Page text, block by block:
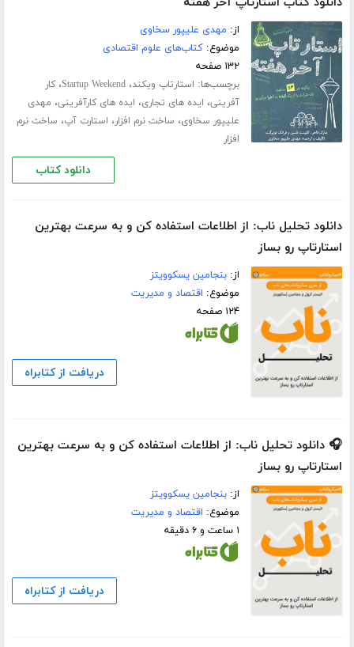
از: مهدی علیپور سخاوی
موضوع:کتاب‌های علوم اقتصادی
۱۳۲ صفحه
برچسب‌ها: استارتاپ ویکند،Startup Weekend،کار
آفرینی، ایده های تجاری، ایده های کارآفرینی، مهدی
علیپور سخاوی، ساخت نرم افزار، استارت آپ، ساخت نرم
افزار
دانلود کتاب
دانلود تحلیل ناب: از اطلاعات استفاده کن و به سرعت بهترین
استارتاپ رو بساز
از:بنجامین یسکوویتز
موضوع: اقتصاد و مدیریت
۱۲۴ صفحه
دریافت از کتابراه
🎧 دانلود تحلیل ناب: از اطلاعات استفاده کن و به سرعت بهترین
استارتاپ رو بساز
از:بنجامین یسکوویتز
موضوع: اقتصاد و مدیریت
۱ ساعت و ۶ دقیقه
دریافت از کتابراه